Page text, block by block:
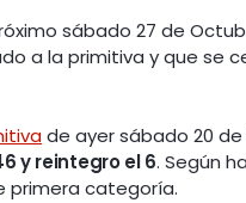
sábado 27 de
a la primitiva y que se
de ayer sábado 20
y reintegro el 6. Según
primera categoría.